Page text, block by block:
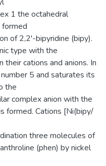
1 the octahedral
formed
of 2,2'-bipyridine (bipy).
type with the
cations and anions. In
5 and saturates its
the
complex anion with the
formed. Cations [Ni(bipy/
three molecules of
(phen) by nickel